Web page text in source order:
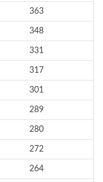
363
348
331
317
301
289
280
272
264